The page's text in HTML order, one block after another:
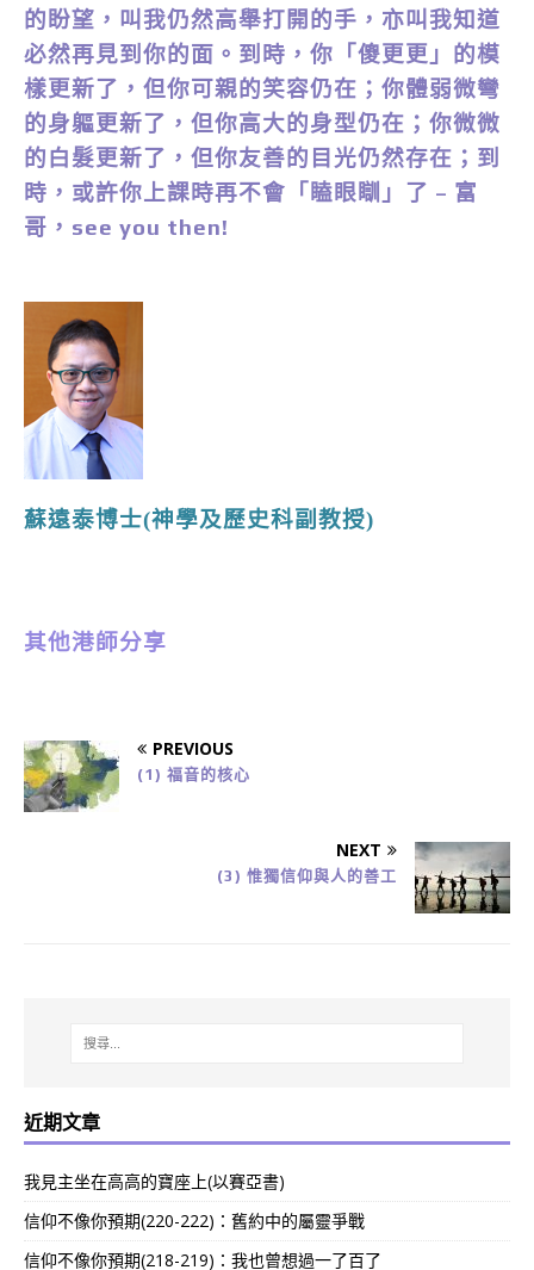
的盼望，叫我仍然高舉打開的手，亦叫我知道
必然再見到你的面。到時，你「傻更更」的模
樣更新了，但你可親的笑容仍在；你體弱微彎
的身軀更新了，但你高大的身型仍在；你微微
的白髮更新了，但你友善的目光仍然存在；到
時，或許你上課時再不會「瞌眼瞓」了 – 富
哥，see you then!
蘇遠泰博士(神學及歷史科副教授)
其他港師分享
PREVIOUS
(1) 福音的核心
NEXT
(3) 惟獨信仰與人的善工
近期文章
我見主坐在高高的寶座上(以賽亞書)
信仰不像你預期(220-222)：舊約中的屬靈爭戰
信仰不像你預期(218-219)：我也曾想過一了百了